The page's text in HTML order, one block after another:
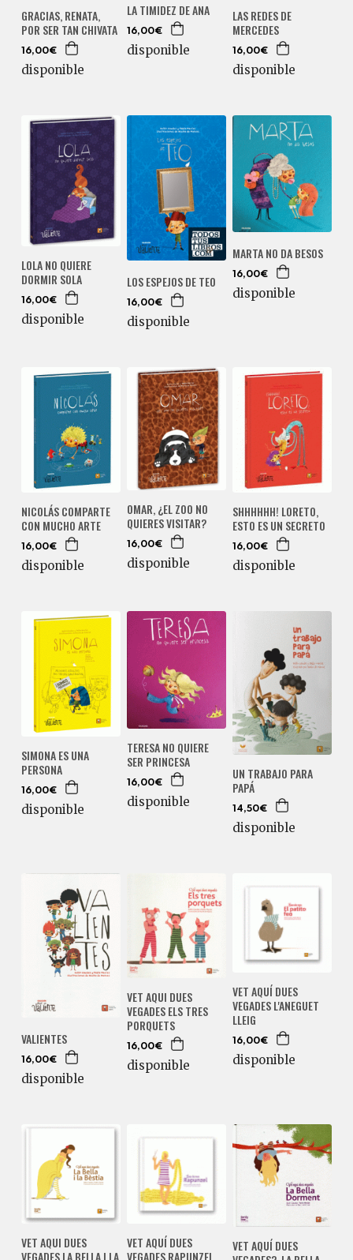
GRACIAS, RENATA,
POR SER TAN CHIVATA
16,00€
disponible
LA TIMIDEZ DE ANA
16,00€
disponible
LAS REDES DE
MERCEDES
16,00€
disponible
LOLA NO QUIERE
DORMIR SOLA
16,00€
disponible
LOS ESPEJOS DE TEO
16,00€
disponible
MARTA NO DA BESOS
16,00€
disponible
NICOLÁS COMPARTE
CON MUCHO ARTE
16,00€
disponible
OMAR, ¿EL ZOO NO
QUIERES VISITAR?
16,00€
disponible
SHHHHHH! LORETO,
ESTO ES UN SECRETO
16,00€
disponible
SIMONA ES UNA
PERSONA
16,00€
disponible
TERESA NO QUIERE
SER PRINCESA
16,00€
disponible
UN TRABAJO PARA
PAPÁ
14,50€
disponible
VALIENTES
16,00€
disponible
VET AQUI DUES
VEGADES ELS TRES
PORQUETS
16,00€
disponible
VET AQUÍ DUES
VEGADES L'ANEGUET
LLEIG
16,00€
disponible
VET AQUI DUES
VEGADES LA BELLA I LA
VET AQUÍ DUES
VEGADES RAPUNZEL
VET AQUÍ DUES